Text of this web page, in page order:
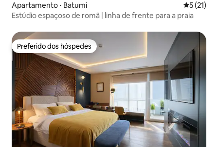
Apartamento ⋅ Batumi 5 de uma
5 (21)
Estúdio espaçoso de romã | linha de frente para a praia
Preferido dos hóspedes
Preferido dos hóspedes